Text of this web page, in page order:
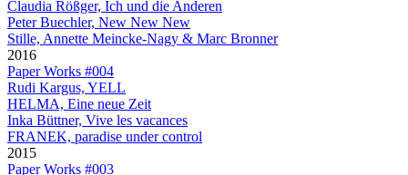
Claudia Rößger, Ich und die Anderen
Peter Buechler, New New New
Stille, Annette Meincke-Nagy & Marc Bronner
2016
Paper Works #004
Rudi Kargus, YELL
HELMA, Eine neue Zeit
Inka Büttner, Vive les vacances
FRANEK, paradise under control
2015
Paper Works #003